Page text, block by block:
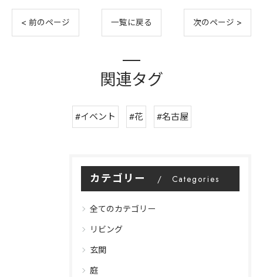
< 前のページ 一覧に戻る 次のページ >
関連タグ
#イベント #花 #名古屋
カテゴリー Categories
全てのカテゴリー
リビング
玄関
庭